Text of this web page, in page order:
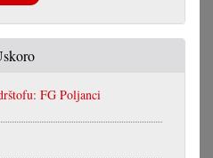
FG Poljanci